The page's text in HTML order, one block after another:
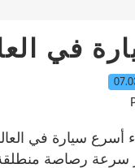
في
أسرع سيارة في
سرعة رصاصة